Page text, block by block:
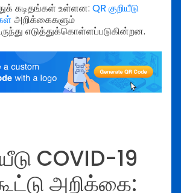
கடிதங்கள் உள்ளன: QR குறியீடு
அறிக்கைகளும்
எடுத்துக்கொள்ளப்படுகின்றன.
COVID-19
அறிக்கை: